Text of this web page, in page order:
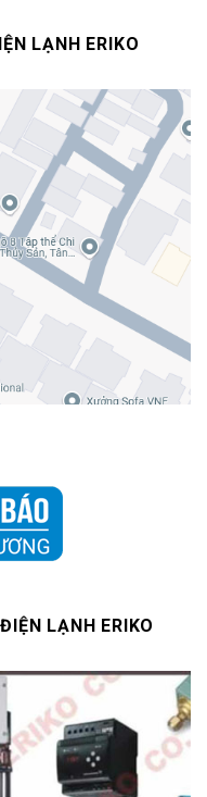
LẠNH ERIKO
LẠNH ERIKO